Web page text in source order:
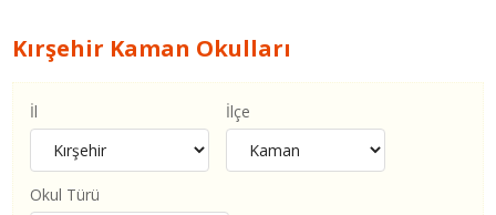
Kırşehir Kaman Okulları
İl İlçe
Okul Türü